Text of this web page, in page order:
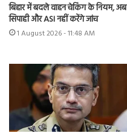
बिहार में बदले वाहन चेकिंग के नियम, अब
सिपाही और ASI नहीं करेंगे जांच
1 August 2026 - 11:48 AM